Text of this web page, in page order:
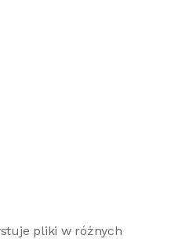
pliki w różnych